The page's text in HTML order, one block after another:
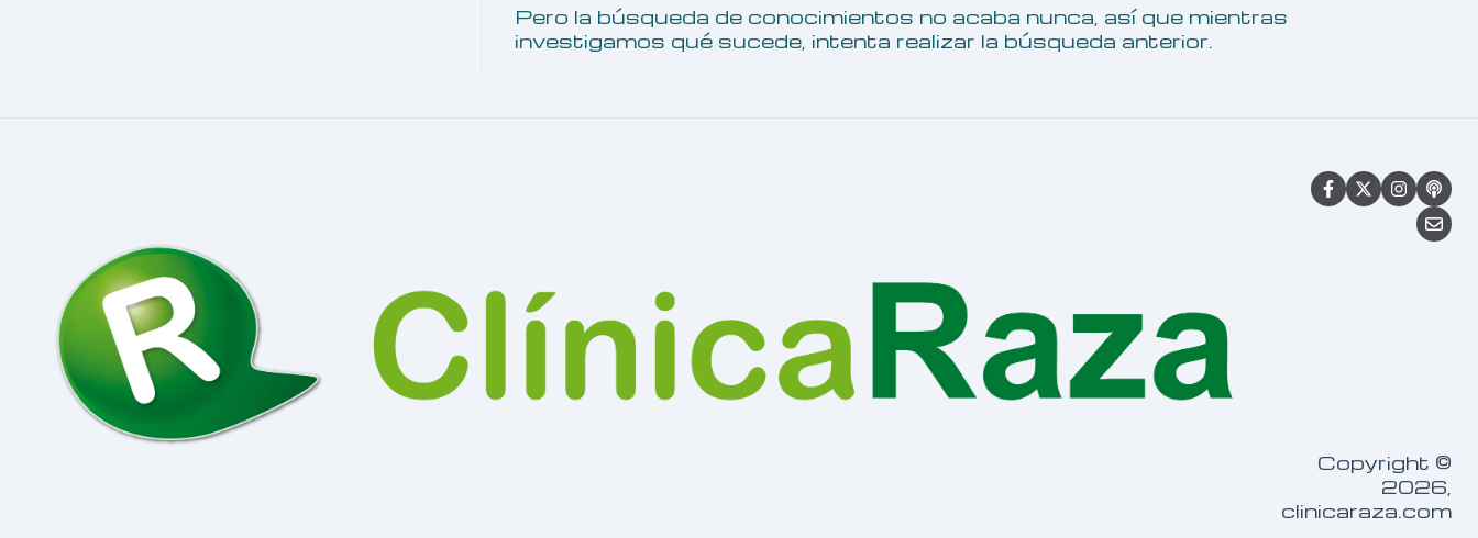
Pero la búsqueda de conocimientos no acaba nunca, así que mientras
investigamos qué sucede, intenta realizar la búsqueda anterior.
Copyright ©
2026,
clinicaraza.com